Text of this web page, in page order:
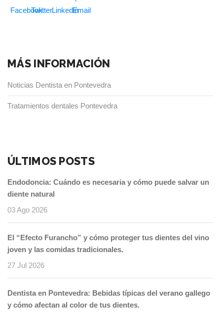
MÁS INFORMACIÓN
Noticias Dentista en Pontevedra
Tratamientos dentales Pontevedra
ÚLTIMOS POSTS
Endodoncia: Cuándo es necesaria y cómo puede salvar un
diente natural
03 Ago 2026
El “Efecto Furancho” y cómo proteger tus dientes del vino
joven y las comidas tradicionales.
27 Jul 2026
Dentista en Pontevedra: Bebidas típicas del verano gallego
y cómo afectan al color de tus dientes.